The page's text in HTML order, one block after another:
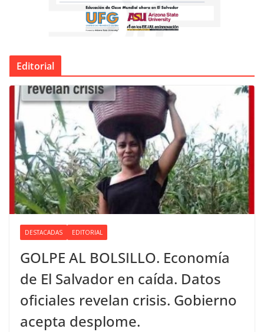
Editorial
DESTACADAS EDITORIAL
GOLPE AL BOLSILLO. Economía
de El Salvador en caída. Datos
oficiales revelan crisis. Gobierno
acepta desplome.